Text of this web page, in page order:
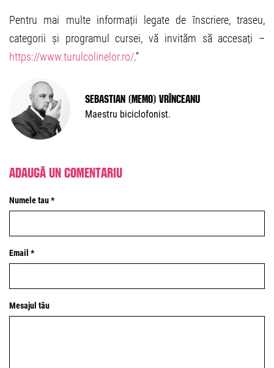
Pentru mai multe informații legate de înscriere, traseu,
categorii și programul cursei, vă invităm să accesați –
https://www.turulcolinelor.ro/.”
Sebastian (Memo) Vrînceanu
Maestru biciclofonist.
Adaugă un comentariu
Numele tau *
Email *
Mesajul tău